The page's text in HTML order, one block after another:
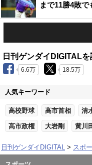
まで11勝4敗
日刊ゲンダイDIGITALを
6.6万 18.5万
人気キーワード
高校野球 高市首相 清
高市政権 大岩剛 黄川
日刊ゲンダイDIGITAL スポ